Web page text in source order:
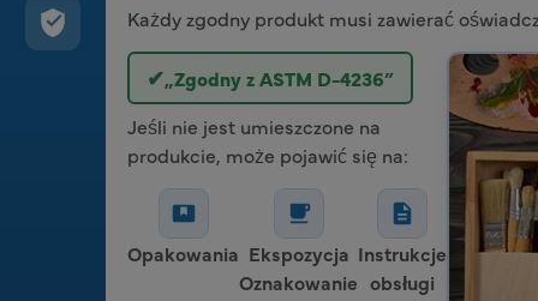
Każdy zgodny produkt musi zawierać
✔„Zgodny z ASTM D-4236”
Jeśli nie jest umieszczone na
produkcie, może pojawić się na:
Opakowania Ekspozycja
Oznakowanie
Instrukcje
obsługi